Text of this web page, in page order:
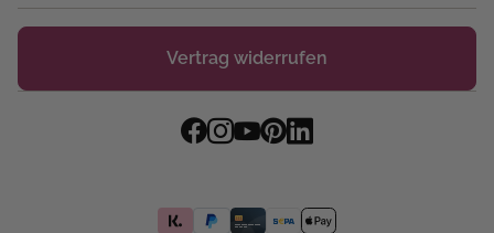
Vertrag widerrufen